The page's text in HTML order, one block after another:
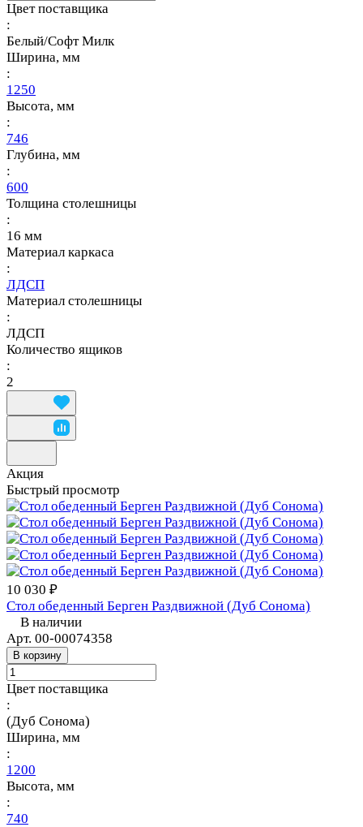
Цвет поставщика
:
Белый/Софт Милк
Ширина, мм
:
1250
Высота, мм
:
746
Глубина, мм
:
600
Толщина столешницы
:
16 мм
Материал каркаса
:
ЛДСП
Материал столешницы
:
ЛДСП
Количество ящиков
:
2
Акция
Быстрый просмотр
10 030 ₽
Стол обеденный Берген Раздвижной (Дуб Сонома)
В наличии
Арт. 00-00074358
В корзину
Цвет поставщика
:
(Дуб Сонома)
Ширина, мм
:
1200
Высота, мм
:
740